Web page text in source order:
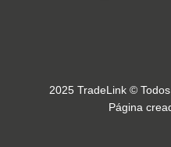
2025 TradeLink ©
Página